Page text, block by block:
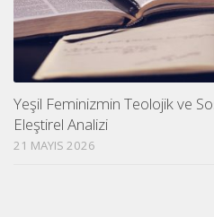
Yeşil Feminizmin Teolojik ve
Eleştirel Analizi
21 MAYIS 2026